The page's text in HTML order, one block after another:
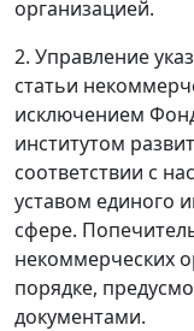
организацией.
2. Управление
статьи
исключением
институтом
соответствии с
уставом единого
сфере.
некоммерческих
порядке,
документами.